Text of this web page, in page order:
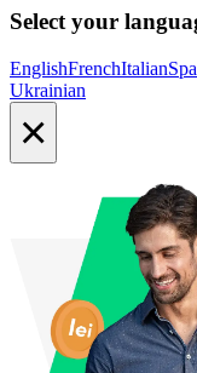
Select your
EnglishFrenchItalian
Ukrainian
×